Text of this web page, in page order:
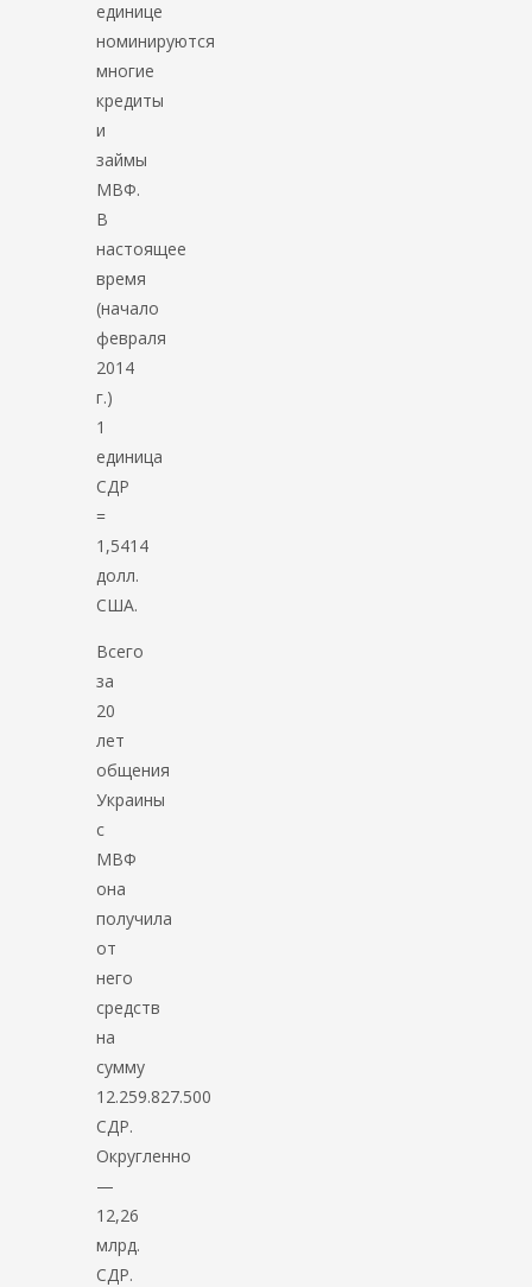
единице
номинируются
многие
кредиты
и
займы
МВФ.
В
настоящее
время
(начало
февраля
2014
г.)
1
единица
СДР
=
1,5414
долл.
США.
Всего
за
20
лет
общения
Украины
с
МВФ
она
получила
от
него
средств
на
сумму
12.259.827.500
СДР.
Округленно
—
12,26
млрд.
СДР.